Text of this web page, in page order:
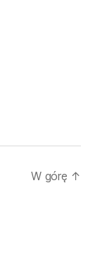
W górę ↑